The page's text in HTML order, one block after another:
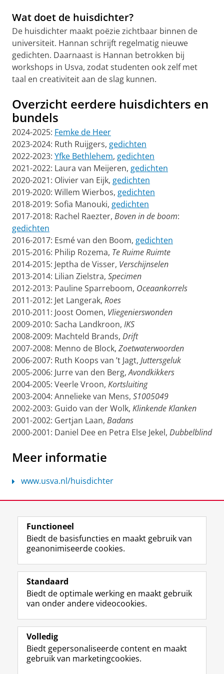
Wat doet de huisdichter?
De huisdichter maakt poëzie zichtbaar binnen de
universiteit. Hannan schrijft regelmatig nieuwe
gedichten. Daarnaast is Hannan betrokken bij
workshops in Usva, zodat studenten ook zelf met
taal en creativiteit aan de slag kunnen.
Overzicht eerdere huisdichters en
bundels
2024-2025: Femke de Heer
2023-2024: Ruth Ruijgers, gedichten
2022-2023: Yfke Bethlehem, gedichten
2021-2022: Laura van Meijeren, gedichten
2020-2021: Olivier van Eijk, gedichten
2019-2020: Willem Wierbos, gedichten
2018-2019: Sofia Manouki, gedichten
2017-2018: Rachel Raezter, Boven in de boom:
gedichten
2016-2017: Esmé van den Boom, gedichten
2015-2016: Philip Rozema, Te Ruime Ruimte
2014-2015: Jeptha de Visser, Verschijnselen
2013-2014: Lilian Zielstra, Specimen
2012-2013: Pauline Sparreboom, Oceaankorrels
2011-2012: Jet Langerak, Roes
2010-2011: Joost Oomen, Vliegenierswonden
2009-2010: Sacha Landkroon, IKS
2008-2009: Machteld Brands, Drift
2007-2008: Menno de Block, Zoetwaterwoorden
2006-2007: Ruth Koops van ’t Jagt, Juttersgeluk
2005-2006: Jurre van den Berg,Avondkikkers
2004-2005: Veerle Vroon, Kortsluiting
2003-2004: Annelieke van Mens, S1005049
2002-2003: Guido van der Wolk, Klinkende Klanken
2001-2002: Gertjan Laan, Badans
2000-2001: Daniel Dee en Petra Else Jekel, Dubbelblind
Meer informatie
www.usva.nl/huisdichter
View this page in:English
Volg de RUG
F
a
e
b
o
p
a
L
i
k
e
I
-
p
R
S
-
f
e
R
I
n
t
r
m
Y
o
T
e
k
Studiekiezers
Alumni
Over ons
Functioneel
Biedt de basisfuncties en maakt gebruik van
geanonimiseerde cookies.
Standaard
Biedt de optimale werking en maakt gebruik
van onder andere videocookies.
Volledig
Biedt gepersonaliseerde content en maakt
gebruik van marketingcookies.